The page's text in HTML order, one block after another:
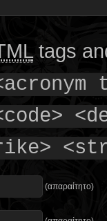
tags
(απαραίτητο)